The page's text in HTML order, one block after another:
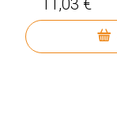
11,03 €